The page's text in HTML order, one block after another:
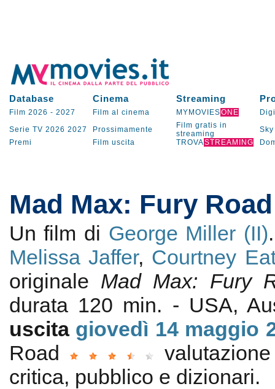
Database Cinema Streaming
Film 2026 - 2027 Film al cinema MYMOVIESONE
Serie TV 2026 2027 Prossimamente
Film gratis in
streaming
Sky
Premi
Film uscita TROVASTREAMING
Mad Max: Fury Road
Un film di George Miller (II)
Melissa Jaffer, Courtney
originale Mad Max: Fury
durata 120 min. - USA,
uscita giovedì 14 maggio
Road
critica, pubblico e dizionari.